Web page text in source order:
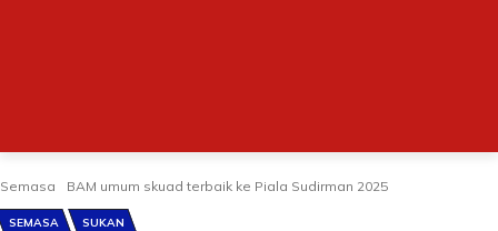
Semasa BAM umum skuad terbaik ke Piala Sudirman 2025
SEMASA SUKAN